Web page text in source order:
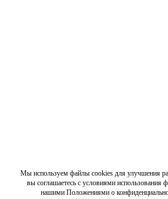
Мы используем файлы cookies для улучшения
вы соглашаетесь с условиями использования
нашими Положениями о